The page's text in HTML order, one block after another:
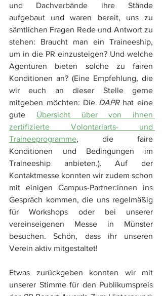
und Dachverbände ihre Stände
aufgebaut und waren bereit, uns zu
sämtlichen Fragen Rede und Antwort zu
stehen: Braucht man ein Traineeship,
um in die PR einzusteigen? Und welche
Agenturen bieten solche zu fairen
Konditionen an? (Eine Empfehlung, die
wir euch an dieser Stelle gerne
mitgeben möchten: Die DAPR hat eine
gute Übersicht über von ihnen
zertifizierte Volontariarts- und
Traineeprogramme, die faire
Konditionen und Bedingungen im
Traineeship anbieten.). Auf der
Kontaktmesse konnten wir zudem schon
mit einigen Campus-Partner:innen ins
Gespräch kommen, die uns regelmäßig
für Workshops oder bei unserer
vereinseigenen Messe in Münster
besuchen. Schön, dass ihr unseren
Verein aktiv mitgestaltet!
Etwas zurückgeben konnten wir mit
unserer Stimme für den Publikumspreis